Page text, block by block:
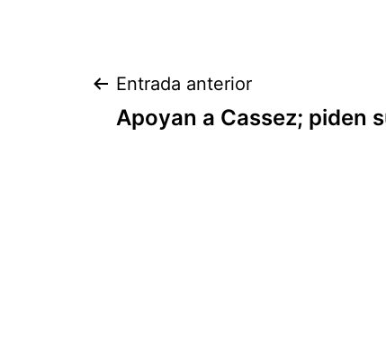
Navegación
Entrada anterior
Apoyan a Cassez; piden